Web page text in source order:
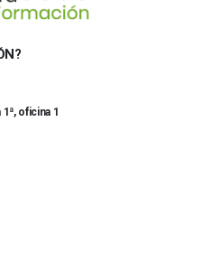
oficina 1